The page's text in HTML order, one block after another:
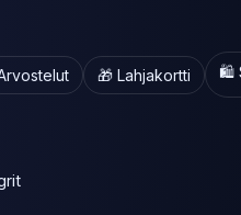
🎁 Lahjakortti 🛍️